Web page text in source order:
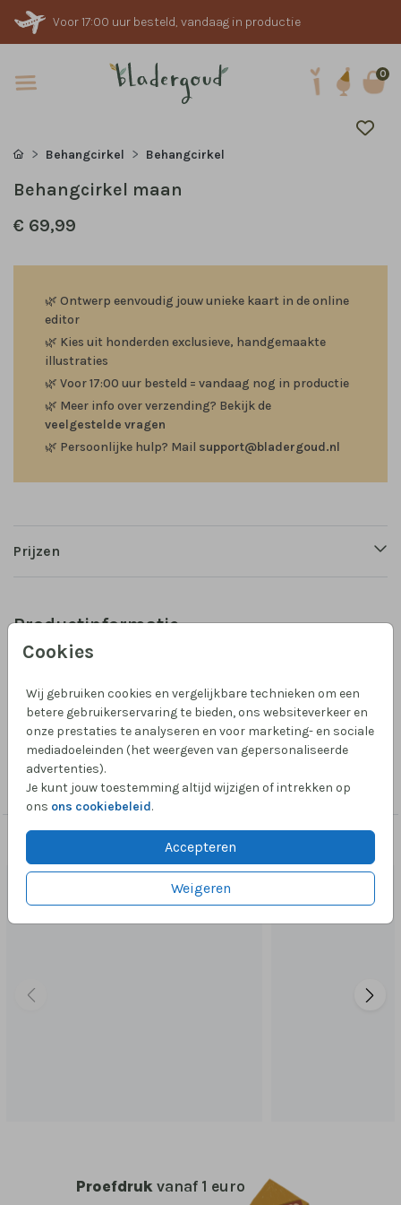
Voor 17:00 uur besteld, vandaag in productie
0
Cookies
Wij gebruiken cookies en vergelijkbare technieken om een
betere gebruikerservaring te bieden, ons websiteverkeer en
onze prestaties te analyseren en voor marketing- en sociale
mediadoeleinden (het weergeven van gepersonaliseerde
advertenties).
Je kunt jouw toestemming altijd wijzigen of intrekken op
ons ons cookiebeleid.
Accepteren
Weigeren
Behangcirkel Behangcirkel
Behangcirkel maan
€ 69,99
🌿 Ontwerp eenvoudig jouw unieke kaart in de online
editor
🌿 Kies uit honderden exclusieve, handgemaakte
illustraties
🌿 Voor 17:00 uur besteld = vandaag nog in productie
🌿 Meer info over verzending? Bekijk de
veelgestelde vragen
🌿 Persoonlijke hulp? Mail support@bladergoud.nl
Prijzen
Productinformatie
Een behangcirkel met een illustratie van een maan
met bloemen en sterretjes.
Collectie
Behangcirkel
Dit vind je misschien ook leuk
Proefdruk vanaf 1 euro